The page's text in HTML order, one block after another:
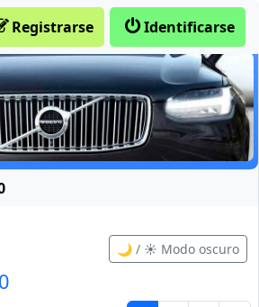
Identificarse
Registrarse
🌙 / ☀️ Modo oscuro